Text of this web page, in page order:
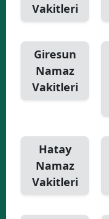
Vakitleri
Giresun
Namaz
Vakitleri
Hatay
Namaz
Vakitleri